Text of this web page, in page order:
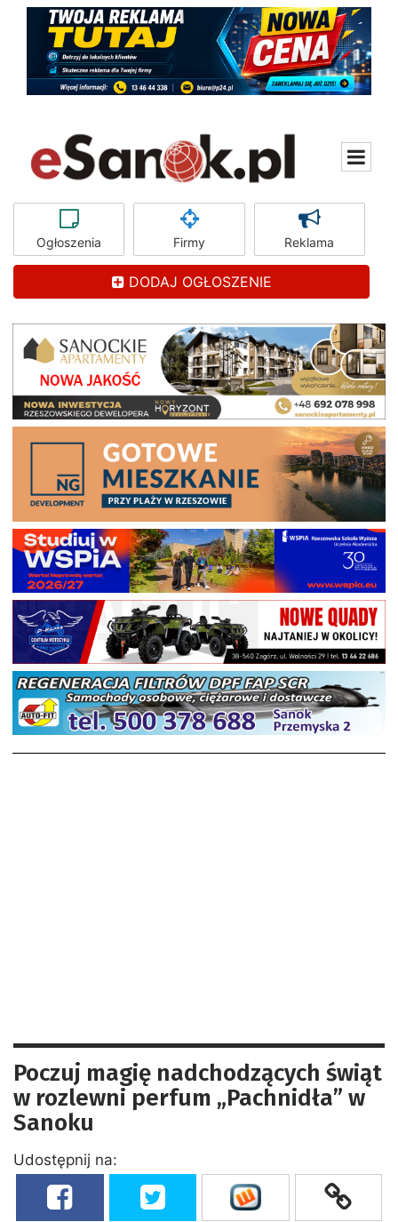
Ogłoszenia Firmy Reklama
DODAJ OGŁOSZENIE
Poczuj magię nadchodzących świąt
w rozlewni perfum „Pachnidła” w
Sanoku
Udostępnij na: